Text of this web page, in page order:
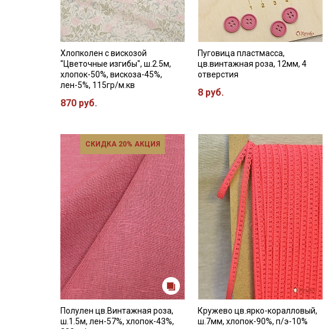
Хлопколен с вискозой
"Цветочные изгибы", ш.2.5м,
хлопок-50%, вискоза-45%,
лен-5%, 115гр/м.кв
870 руб.
Пуговица пластмасса,
цв.винтажная роза, 12мм, 4
отверстия
8 руб.
СКИДКА 20% АКЦИЯ
Полулен цв.Винтажная роза,
ш.1.5м, лен-57%, хлопок-43%,
Кружево цв.ярко-коралловый,
ш.7мм, хлопок-90%, п/э-10%